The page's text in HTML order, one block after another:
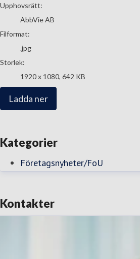
Upphovsrätt:
AbbVie AB
Filformat:
.jpg
Storlek:
1920 x 1080, 642 KB
Ladda ner
Kategorier
Företagsnyheter/FoU
Kontakter